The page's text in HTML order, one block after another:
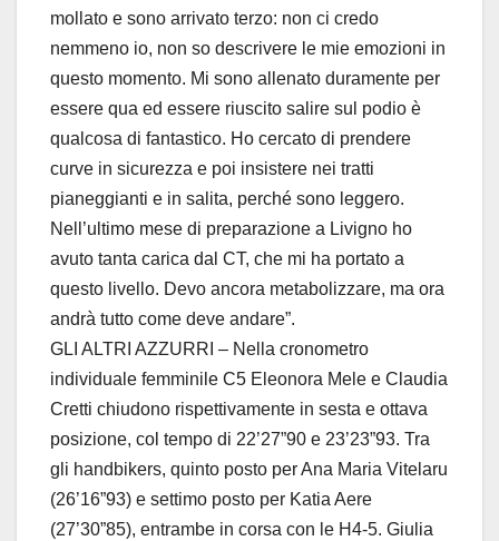
mollato e sono arrivato terzo: non ci credo
nemmeno io, non so descrivere le mie emozioni in
questo momento. Mi sono allenato duramente per
essere qua ed essere riuscito salire sul podio è
qualcosa di fantastico. Ho cercato di prendere
curve in sicurezza e poi insistere nei tratti
pianeggianti e in salita, perché sono leggero.
Nell’ultimo mese di preparazione a Livigno ho
avuto tanta carica dal CT, che mi ha portato a
questo livello. Devo ancora metabolizzare, ma ora
andrà tutto come deve andare”.
GLI ALTRI AZZURRI – Nella cronometro
individuale femminile C5 Eleonora Mele e Claudia
Cretti chiudono rispettivamente in sesta e ottava
posizione, col tempo di 22’27”90 e 23’23”93. Tra
gli handbikers, quinto posto per Ana Maria Vitelaru
(26’16”93) e settimo posto per Katia Aere
(27’30”85), entrambe in corsa con le H4-5. Giulia